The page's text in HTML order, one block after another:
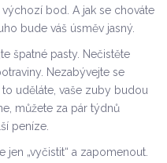
bod. A jak se chováte
bude váš úsměv jasný.
špatné pasty. Nečistěte
Nezabývejte se
uděláte, vaše zuby budou
můžete za pár týdnů
peníze.
„vyčistit“ a zapomenout.